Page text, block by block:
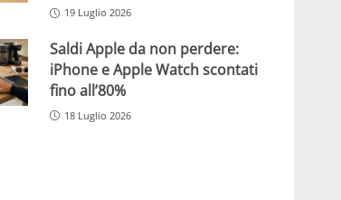
19 Luglio 2026
Saldi Apple da non perdere:
iPhone e Apple Watch scontati
fino all’80%
18 Luglio 2026